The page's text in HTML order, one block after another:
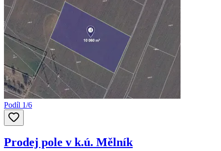
Podíl 1/6
Prodej pole v k.ú. Mělník